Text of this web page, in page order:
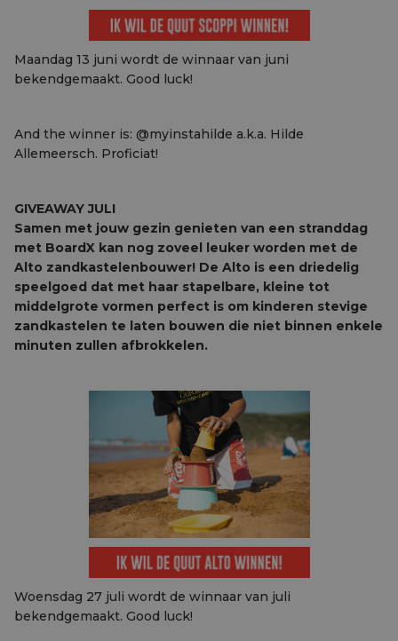
Maandag 13 juni wordt de winnaar van juni
bekendgemaakt. Good luck!
And the winner is: @myinstahilde a.k.a. Hilde
Allemeersch. Proficiat!
GIVEAWAY JULI
Samen met jouw gezin genieten van een stranddag
met BoardX kan nog zoveel leuker worden met de
Alto zandkastelenbouwer! De Alto is een driedelig
speelgoed dat met haar stapelbare, kleine tot
middelgrote vormen perfect is om kinderen stevige
zandkastelen te laten bouwen die niet binnen enkele
minuten zullen afbrokkelen.
Woensdag 27 juli wordt de winnaar van juli
bekendgemaakt. Good luck!